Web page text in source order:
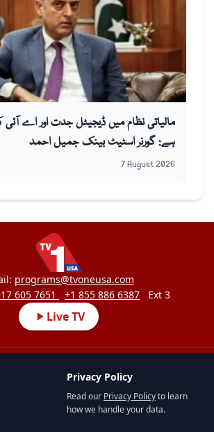
مالیاتی نظام میں ڈیجیٹل جدت اور اے آئی
ہے: گورنر اسٹیٹ بینک جمیل احمد
7 August 2026
programs@tvoneusa.com
605 7651 +1 855 886 6387 Ext 3
Live TV
Privacy Policy
Read our Privacy Policyto learn
how we handle your data.